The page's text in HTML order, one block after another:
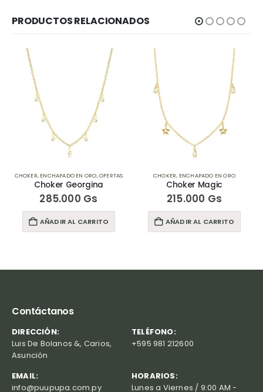
PRODUCTOS RELACIONADOS
CHOKER, ENCHAPADO EN ORO,OFERTAS
Choker Georgina
285.000 Gs
AÑADIR AL CARRITO
CHOKER, ENCHAPADO EN ORO
Choker Magic
215.000 Gs
AÑADIR AL CARRITO
Contáctanos
DIRECCIÓN:
Luis De Bolanos &, Carios,
Asunción
TELÉFONO:
+595 981 212600
EMAIL:
info@puupupa.com.py
HORARIOS:
Lunes a Viernes / 9:00 AM -